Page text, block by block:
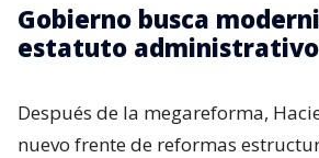
Gobierno busca
estatuto administrativo
Después de la megareforma,
nuevo frente de reformas